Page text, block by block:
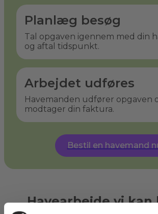
Planlæg besøg
Tal opgaven igennem med din
og aftal tidspunkt.
Arbejdet udføres
Havemanden udfører opgaven
modtager din faktura.
Bestil en havemand
Havearbejde vi